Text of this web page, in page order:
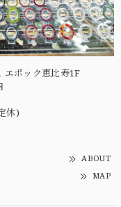
エポック恵比寿1F
休)
ABOUT
MAP